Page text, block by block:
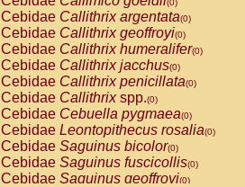
PitheciidaeCallicebus torquatus
PitheciidaeCallicebusspp.(0)
PitheciidaeChiropotes satanas(0)
PitheciidaePithecia monachus
PitheciidaePithecia pithecia(0)
CercopithecidaeCercocebus agilis
CercopithecidaeCercocebus
CercopithecidaeCercocebus
CercopithecidaeCercocebus
CercopithecidaeCercocebus
CercopithecidaeCercocebushybrid
(0)
Cebidae Callithrix argentata(0)
Cebidae Callithrix geoffroyi(0)
Cebidae Callithrix humeralifer(0)
Cebidae Callithrix jacchus(0)
Cebidae Callithrix penicillata(0)
Cebidae Callithrixspp.(0)
Cebidae Cebuella pygmaea(0)
Cebidae Leontopithecus rosalia(0)
Cebidae Saguinus bicolor(0)
Cebidae Saguinus fuscicollis(0)
Cebidae Saguinus geoffroyi(0)